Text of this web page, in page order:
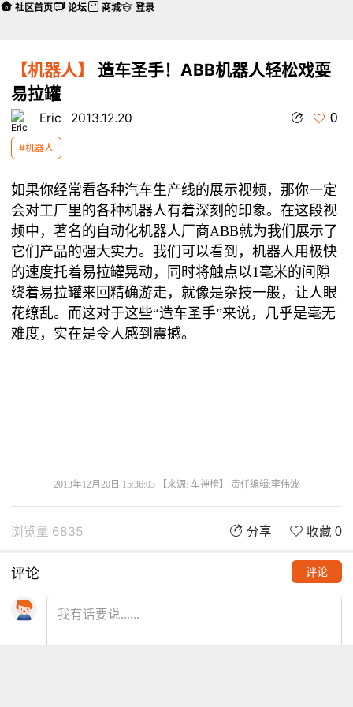
【机器人】
造车圣手！ABB机器人轻松戏耍
易拉罐
Eric 2013.12.20 0
#机器人
如果你经常看各种汽车生产线的展示视频，那你一定
会对工厂里的各种机器人有着深刻的印象。在这段视
频中，著名的自动化机器人厂商ABB就为我们展示了
它们产品的强大实力。我们可以看到，机器人用极快
的速度托着易拉罐晃动，同时将触点以1毫米的间隙
绕着易拉罐来回精确游走，就像是杂技一般，让人眼
花缭乱。而这对于这些“造车圣手”来说，几乎是毫无
难度，实在是令人感到震撼。
2013年12月20日 15:36:03 【来源: 车神榜】 责任编辑:李伟波
浏览量 6835 分享 收藏 0
评论 评论
社区首页 论坛 商城 登录